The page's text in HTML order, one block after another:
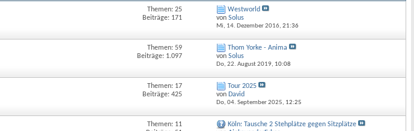
Themen: 25
Beiträge: 171
Westworld
von Solus
Mi, 14. Dezember 2016, 21:36
Themen: 59
Beiträge: 1.097
Thom Yorke - Anima
von Solus
Do, 22. August 2019, 10:08
Themen: 17
Beiträge: 425
Tour 2025
von David
Do, 04. September 2025, 12:25
Themen: 11
Köln: Tausche 2 Stehplätze gegen Sitzplätze